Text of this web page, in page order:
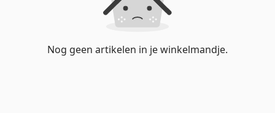
Nog geen artikelen in je winkelmandje.